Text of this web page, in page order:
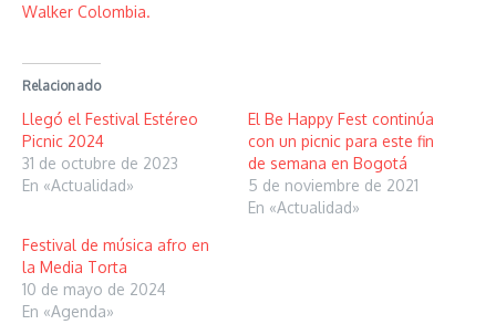
Walker Colombia.
Relacionado
Llegó el Festival Estéreo
Picnic 2024
31 de octubre de 2023
En «Actualidad»
El Be Happy Fest continúa
con un picnic para este fin
de semana en Bogotá
5 de noviembre de 2021
En «Actualidad»
Festival de música afro en
la Media Torta
10 de mayo de 2024
En «Agenda»